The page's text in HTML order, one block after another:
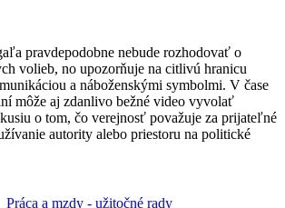
pravdepodobne nebude rozhodovať o
volieb, no upozorňuje na citlivú hranicu
a náboženskými symbolmi. V čase
môže aj zdanlivo bežné video vyvolať
o tom, čo verejnosť považuje za prijateľné
autority alebo priestoru na politické